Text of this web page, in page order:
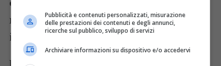
manutentori, impegnati quotidianamente
in numerosi interventi sul territorio.
Pubblicità e contenuti personalizzati, misurazione
delle prestazioni dei contenuti e degli annunci,
ricerche sul pubblico, sviluppo di servizi
Archiviare informazioni su dispositivo e/o accedervi